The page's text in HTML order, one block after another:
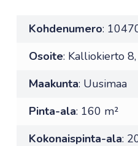
Kohdenumero:
Osoite: Kalliokierto
Maakunta: Uusimaa
Pinta-ala: 160 m²
Kokonaispinta-ala: